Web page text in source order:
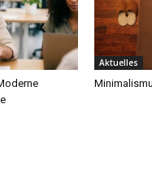
Aktuelles